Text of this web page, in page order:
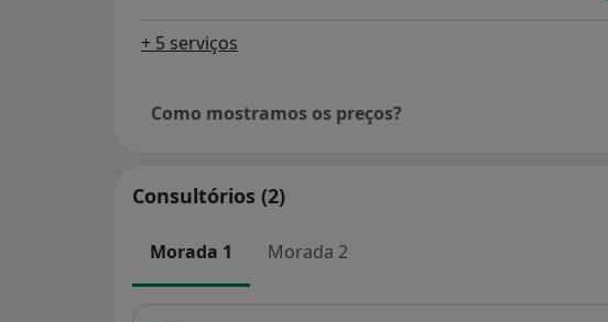
+ 5 serviços
Como mostramos os preços?
Consultórios (2)
Morada 1 Morada 2